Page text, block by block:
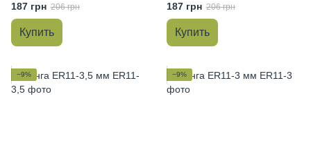
187 грн 206 грн
Купить
187 грн 206 грн
Купить
−9% −9%